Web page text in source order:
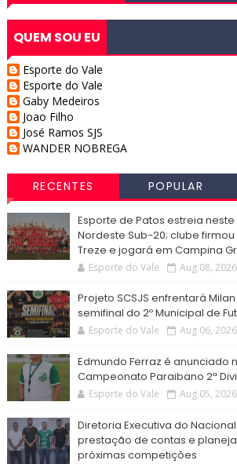
QUEM SOU EU
Esporte do Vale
Esporte do Vale
Gaby Medeiros
Joao Filho
José Ramos SJS
WANDER NOBREGA
RECENTES POPULAR
Esporte de Patos estreia
Nordeste Sub-20; clube
Treze e jogará em Campina
Esporte do Vale Aug 08, 2026
Projeto SCSJS enfrentará
semifinal do 2º Municipal de
Esporte do Vale Aug 06, 2026
Edmundo Ferraz é anunciado
Campeonato Paraibano 2ª
Esporte do Vale Aug 05, 2026
Diretoria Executiva do
prestação de contas e
próximas competições